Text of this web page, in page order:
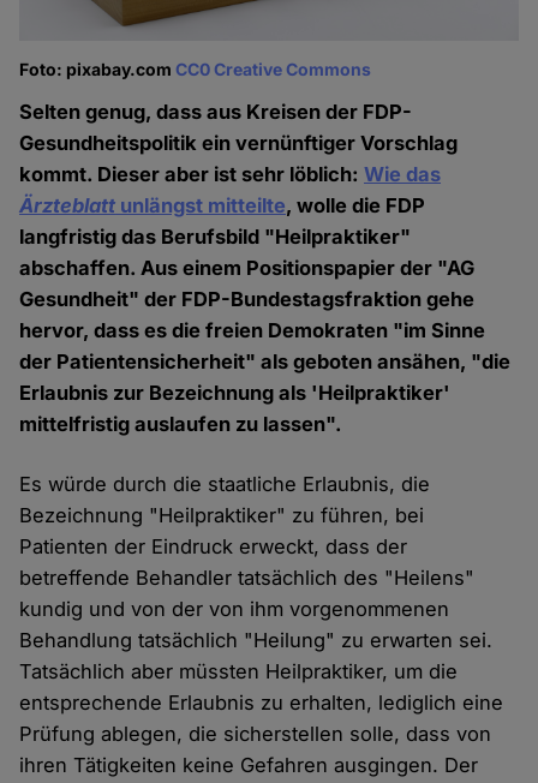
Foto: pixabay.comCC0 Creative Commons
Selten genug, dass aus Kreisen der FDP-
Gesundheitspolitik ein vernünftiger Vorschlag
kommt. Dieser aber ist sehr löblich:Wie das
Ärzteblatt unlängst mitteilte, wolle die FDP
langfristig das Berufsbild "Heilpraktiker"
abschaffen. Aus einem Positionspapier der "AG
Gesundheit" der FDP-Bundestagsfraktion gehe
hervor, dass es die freien Demokraten "im Sinne
der Patientensicherheit" als geboten ansähen, "die
Erlaubnis zur Bezeichnung als 'Heilpraktiker'
mittelfristig auslaufen zu lassen".
Es würde durch die staatliche Erlaubnis, die
Bezeichnung "Heilpraktiker" zu führen, bei
Patienten der Eindruck erweckt, dass der
betreffende Behandler tatsächlich des "Heilens"
kundig und von der von ihm vorgenommenen
Behandlung tatsächlich "Heilung" zu erwarten sei.
Tatsächlich aber müssten Heilpraktiker, um die
entsprechende Erlaubnis zu erhalten, lediglich eine
Prüfung ablegen, die sicherstellen solle, dass von
ihren Tätigkeiten keine Gefahren ausgingen. Der